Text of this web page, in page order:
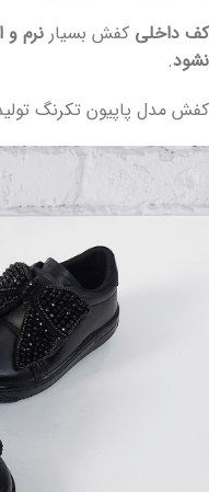
کف داخلی کفش بسیار نرم و
نشود.
کفش مدل پاپیون تکرنگ